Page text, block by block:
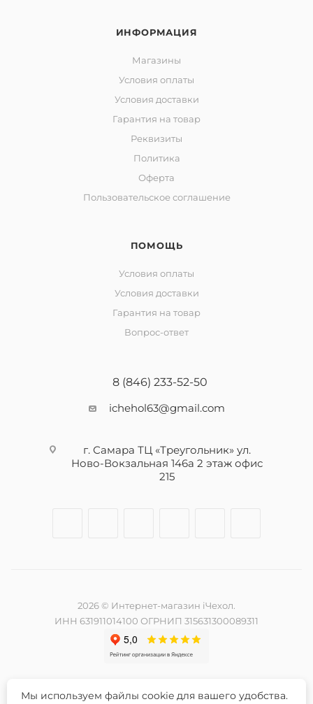
ИНФОРМАЦИЯ
Магазины
Условия оплаты
Условия доставки
Гарантия на товар
Реквизиты
Политика
Оферта
Пользовательское соглашение
ПОМОЩЬ
Условия оплаты
Условия доставки
Гарантия на товар
Вопрос-ответ
8 (846) 233-52-50
ichehol63@gmail.com
г. Самара ТЦ «Треугольник» ул.
Ново-Вокзальная 146а 2 этаж офис
215
2026 © Интернет-магазин iЧехол.
ИНН 631911014100 ОГРНИП 315631300089311
Мы используем файлы cookie для вашего удобства.